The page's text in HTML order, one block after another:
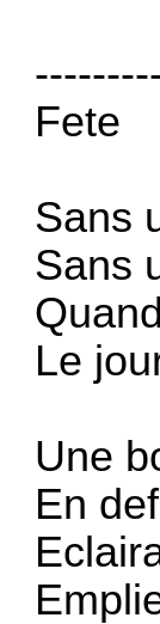
Fete
Sans
Sans
Le
Une
En